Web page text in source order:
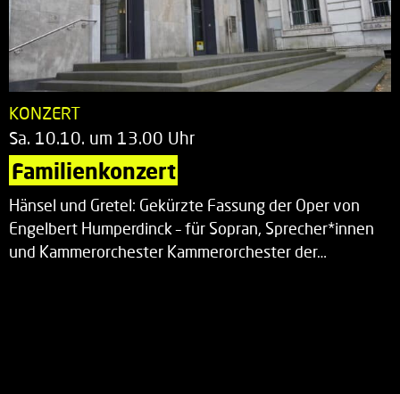
KONZERT
Sa. 10.10. um 13.00 Uhr
Familienkonzert
Hänsel und Gretel: Gekürzte Fassung der Oper von
Engelbert Humperdinck – für Sopran, Sprecher*innen
und Kammerorchester Kammerorchester der…